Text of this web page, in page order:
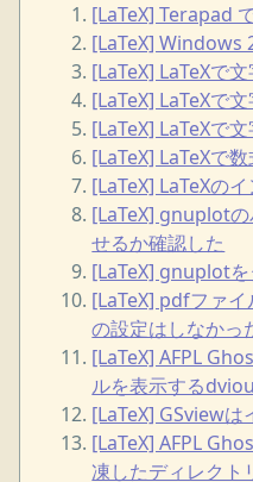
[LaTeX] Terapad
[LaTeX] Windows
[LaTeX] LaTeXで
[LaTeX] LaTeXで
[LaTeX] LaTeXで
[LaTeX] LaTeXで
[LaTeX] LaTeXの
[LaTeX] gnuplot
せるか確認した
[LaTeX] gnuplot
[LaTeX] pdfファ
の設定はしなかっ
[LaTeX] AFPL
ルを表示する
[LaTeX] GSview
[LaTeX] AFPL
凍したディレクト